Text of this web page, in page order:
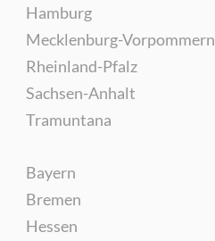
Hamburg
Mecklenburg-Vorpommern
Rheinland-Pfalz
Sachsen-Anhalt
Tramuntana
Bayern
Bremen
Hessen